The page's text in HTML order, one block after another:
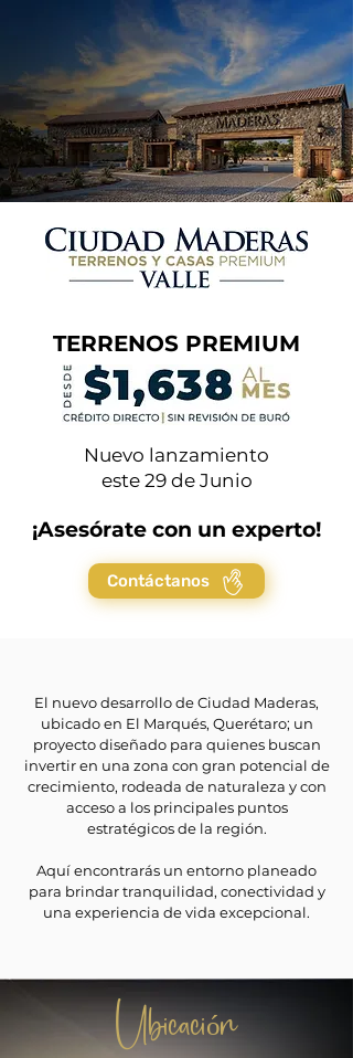
TERRENOS PREMIUM
Nuevo lanzamiento
este 29 de Junio
¡Asesórate con un experto!
Contáctanos
El nuevo desarrollo de Ciudad Maderas,
ubicado en El Marqués, Querétaro; un
proyecto diseñado para quienes buscan
invertir en una zona con gran potencial de
crecimiento, rodeada de naturaleza y con
acceso a los principales puntos
estratégicos de la región.
Aquí encontrarás un entorno planeado
para brindar tranquilidad, conectividad y
una experiencia de vida excepcional.
Ubicación